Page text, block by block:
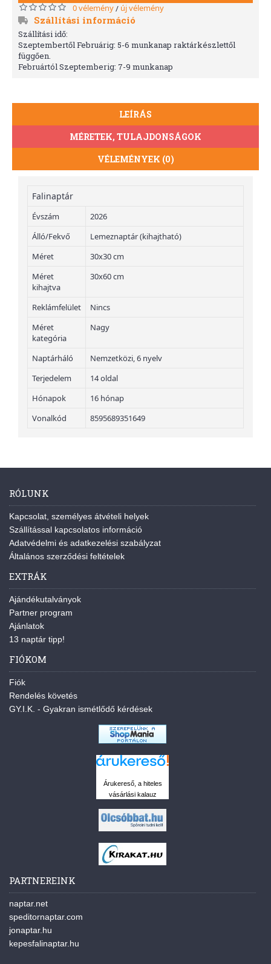
0 vélemény/ új vélemény
Szállítási információ
Szállítási idő:
Szeptembertől Februárig: 5-6 munkanap raktárkészlettől
függően.
Februártól Szeptemberig: 7-9 munkanap
LEÍRÁS
MÉRETEK, TULAJDONSÁGOK
VÉLEMÉNYEK (0)
Falinaptár
Évszám
2026
Álló/Fekvő
Lemeznaptár (kihajtható)
Méret
30x30 cm
Méret
kihajtva
30x60 cm
Reklámfelület
Nincs
Méret
kategória
Nagy
Naptárháló
Nemzetközi, 6 nyelv
Terjedelem
14 oldal
Hónapok
16 hónap
Vonalkód
8595689351649
RÓLUNK
Kapcsolat, személyes átvételi helyek
Szállítással kapcsolatos információ
Adatvédelmi és adatkezelési szabályzat
Általános szerződési feltételek
EXTRÁK
Ajándékutalványok
Partner program
Ajánlatok
13 naptár tipp!
FIÓKOM
Fiók
Rendelés követés
GY.I.K. - Gyakran ismétlődő kérdések
Árukereső, a hiteles
vásárlási kalauz
PARTNEREINK
naptar.net
speditornaptar.com
jonaptar.hu
kepesfalinaptar.hu